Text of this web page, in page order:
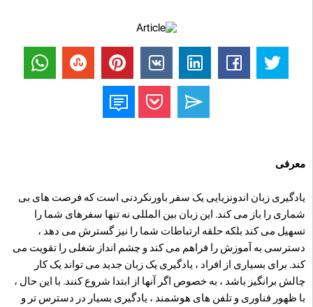
معرفی
یادگیری زبان اندونزیایی یک سفر باورنکردنی است که فرصت های بی
شماری را باز می کند. این زبان بین المللی نه تنها سفرهای شما را
تسهیل می کند بلکه حلقه ارتباطات شما را نیز گسترش می دهد ،
دسترسی به آموزش را فراهم می کند و چشم انداز شغلی را تقویت می
کند. برای بسیاری از افراد ، یادگیری یک زبان جدید می تواند یک کار
چالش برانگیز باشد ، به خصوص اگر آنها از ابتدا شروع کنند. با این حال ،
با ظهور فناوری و تلفن های هوشمند ، یادگیری بسیار در دسترس تر و